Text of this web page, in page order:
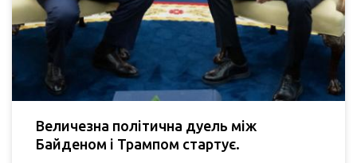
Величезна політична дуель між
Байденом і Трампом стартує.